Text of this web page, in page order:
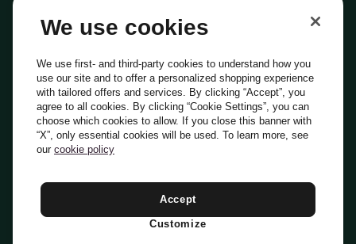
Everli Shoppers
About Us
Everli News
Domande frequenti
Lavora con noi
Diventa Shopper
Investitori
PrivacyCookiePreferenze Cookie
Termini e CondizioniCodice Etico
Indirizzo PEC: everli@pec.it - indirizzo DPO: dpo@everli.com
Italiano
We use cookies
We use first- and third-party cookies to understand how you
use our site and to offer a personalized shopping experience
with tailored offers and services. By clicking “Accept”, you
agree to all cookies. By clicking “Cookie Settings”, you can
choose which cookies to allow. If you close this banner with
“X”, only essential cookies will be used. To learn more, see
our cookie policy
Accept
Customize